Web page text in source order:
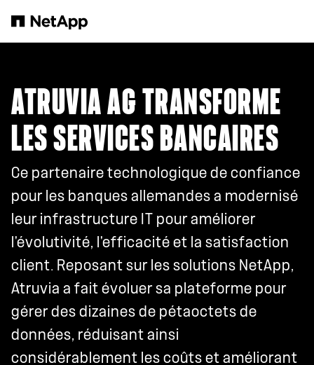
ATRUVIA AG TRANSFORME
LES SERVICES BANCAIRES
Ce partenaire technologique de confiance
pour les banques allemandes a modernisé
leur infrastructure IT pour améliorer
l'évolutivité, l'efficacité et la satisfaction
client. Reposant sur les solutions NetApp,
Atruvia a fait évoluer sa plateforme pour
gérer des dizaines de pétaoctets de
données, réduisant ainsi
considérablement les coûts et améliorant